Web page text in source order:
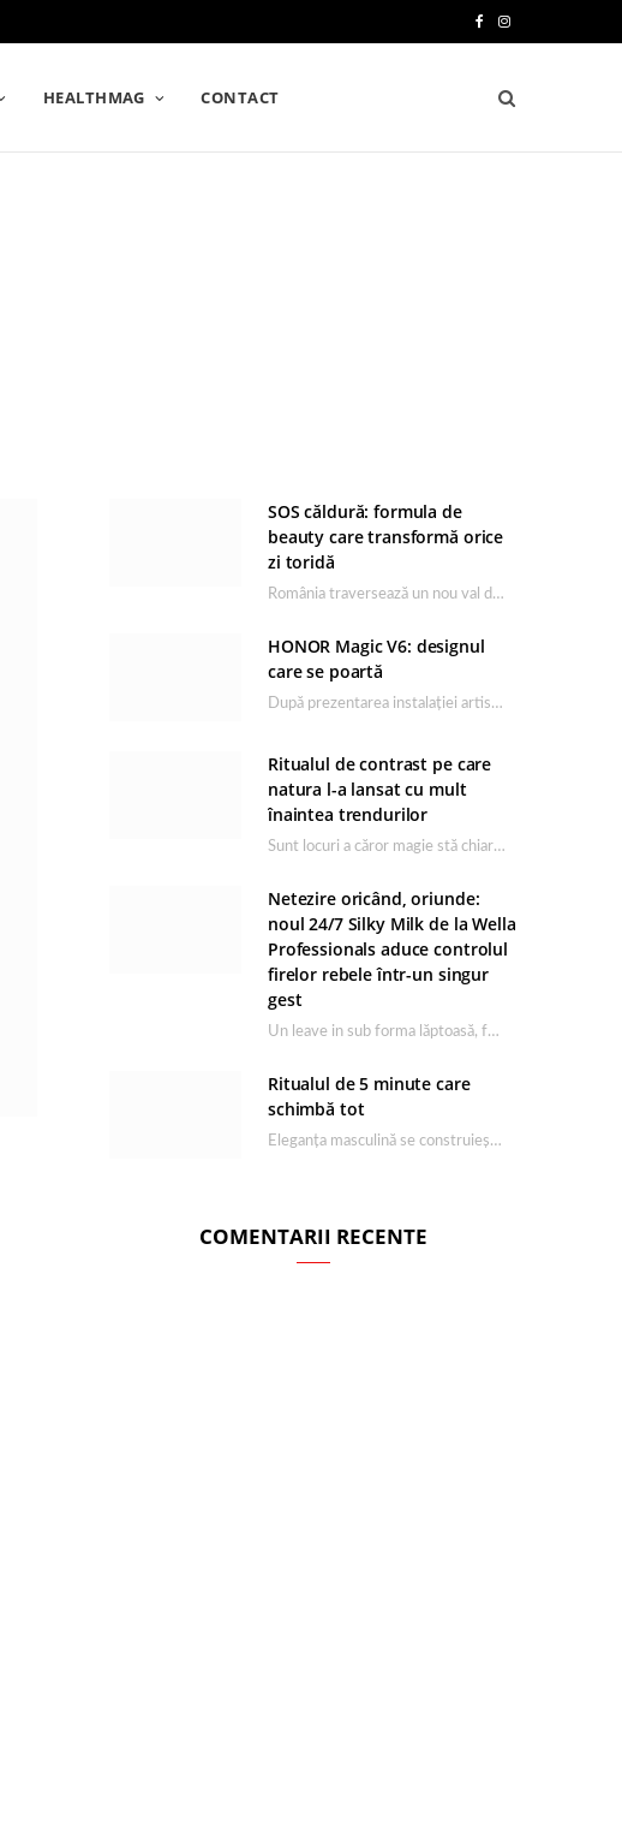
e
I
s
t
HEALTHMAG CONTACT
SOS căldură: formula de
beauty care transformă orice
zi toridă
România traversează un nou val de căldură, iar rutina de îngrijire capătă un rol esențial…
HONOR Magic V6: designul
care se poartă
După prezentarea instalației artistice semnată de Catrinel Săbăciag în cadrul evenimentului de lansare HONOR Magic…
Ritualul de contrast pe care
natura l-a lansat cu mult
înaintea trendurilor
Sunt locuri a căror magie stă chiar în firea lor naturală, iar Lacul Ursu din…
Netezire oricând, oriunde:
noul 24/7 Silky Milk de la Wella
Professionals aduce controlul
firelor rebele într-un singur
gest
Un leave in sub forma lăptoasă, fără clătire care completează rutina Ultimate Smooth și transformă…
Ritualul de 5 minute care
schimbă tot
Eleganța masculină se construiește dimineața, în câteva minute și cu produsele potrivite. O rutină de…
COMENTARII RECENTE